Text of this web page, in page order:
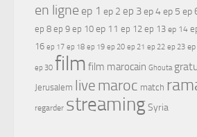
en ligne ep 1 ep 2 ep 3ep 4ep 5 ep
ep 8 ep 9 ep 10 ep 11 ep 12 ep 13 ep 14
16 ep 17 ep 18 ep 19 ep 20 ep 21 ep 22 ep 23
ep 30 film film marocain Ghouta
Jerusalem live maroc match
regarder streamingSyria